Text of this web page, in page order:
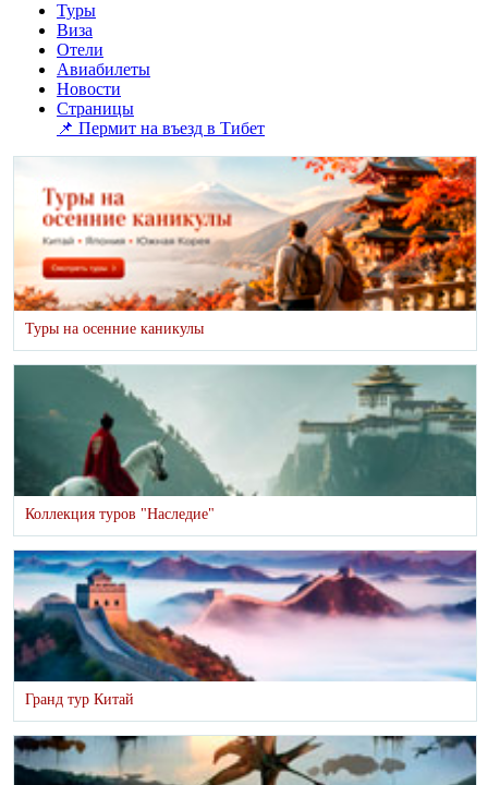
Туры
Виза
Отели
Авиабилеты
Новости
Страницы
📌 Пермит на въезд в Тибет
Туры на осенние каникулы
Коллекция туров "Наследие"
Гранд тур Китай